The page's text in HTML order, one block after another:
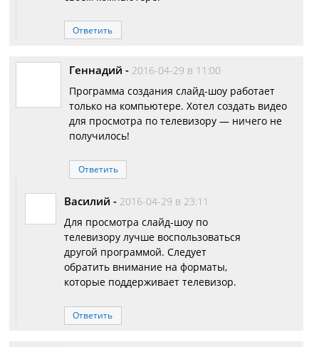
Ответить
Геннадий - 2016-04-29 в 11:00
Программа создания слайд-шоу работает
только на компьютере. Хотел создать видео
для просмотра по телевизору — ничего не
получилось!
Ответить
Василий - 2016-04-29 в 23:11
Для просмотра слайд-шоу по
телевизору лучше воспользоваться
другой программой. Следует
обратить внимание на форматы,
которые поддерживает телевизор.
Ответить